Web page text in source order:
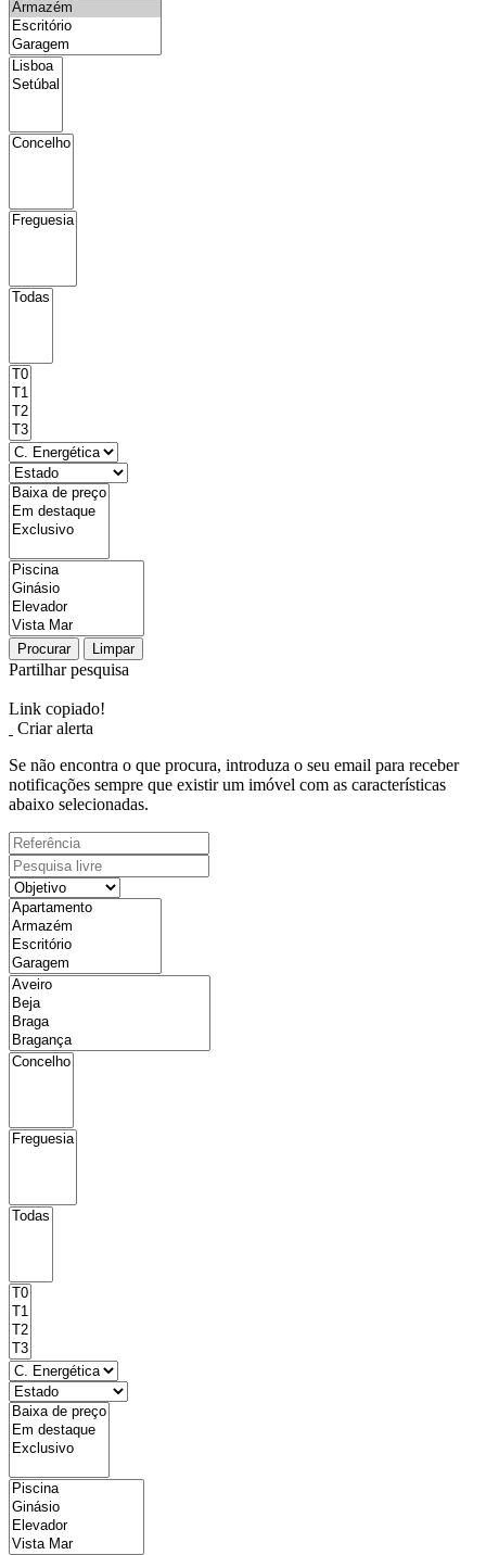
Procurar Limpar
Partilhar pesquisa
Link copiado!
Criar alerta
Se não encontra o que procura, introduza o seu email para receber
notificações sempre que existir um imóvel com as características
abaixo selecionadas.